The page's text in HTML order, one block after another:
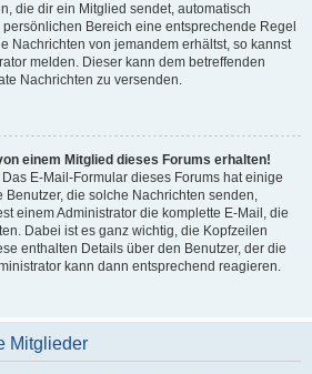
die dir ein Mitglied sendet, automatisch
Bereich eine entsprechende Regel
Nachrichten von jemandem erhältst, so kannst
melden. Dieser kann dem betreffenden
Nachrichten zu versenden.
einem Mitglied dieses Forums erhalten!
E-Mail-Formular dieses Forums hat einige
die solche Nachrichten senden,
einem Administrator die komplette E-Mail, die
Dabei ist es ganz wichtig, die Kopfzeilen
enthalten Details über den Benutzer, der die
kann dann entsprechend reagieren.
Mitglieder